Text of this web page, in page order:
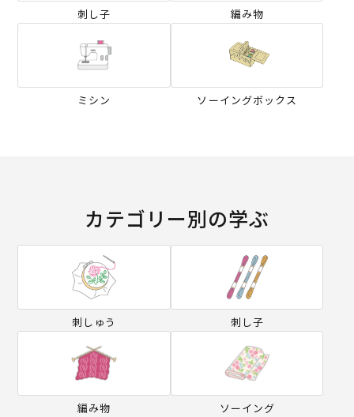
刺し子 編み物
ミシン ソーイングボックス
カテゴリー別の学ぶ
刺しゅう 刺し子
編み物 ソーイング